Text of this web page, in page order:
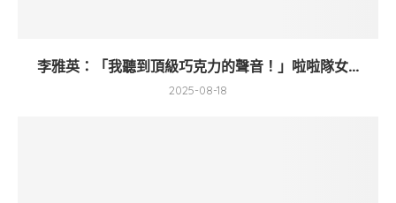
李雅英：「我聽到頂級巧克力的聲音！」啦啦隊女...
2025-08-18